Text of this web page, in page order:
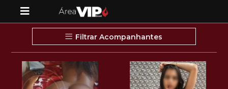
Filtrar Acompanhantes